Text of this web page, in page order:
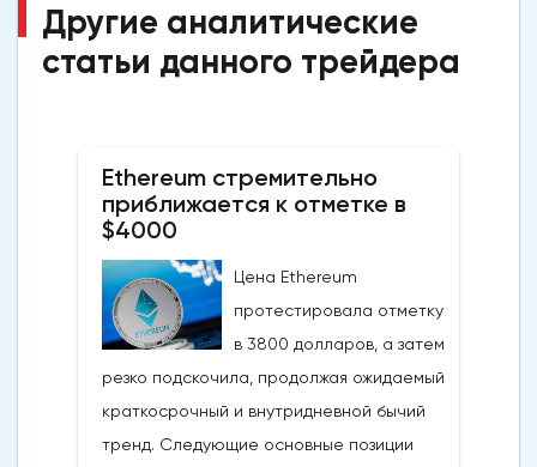
Другие аналитические
статьи данного трейдера
Ethereum стремительно
приближается к отметке в
$4000
Цена Ethereum
протестировала отметку
в 3800 долларов, а затем
резко подскочила, продолжая ожидаемый
краткосрочный и внутридневной бычий
тренд. Следующие основные позиции